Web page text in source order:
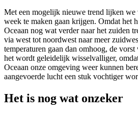
Met een mogelijk nieuwe trend lijken we
week te maken gaan krijgen. Omdat het
Oceaan nog wat verder naar het zuiden
via west tot noordwest naar meer
temperaturen gaan dan omhoog, de
het wordt geleidelijk wisselvalliger,
Oceaan onze omgeving weer kunnen
aangevoerde lucht een stuk vochtiger
Het is nog wat onzeker